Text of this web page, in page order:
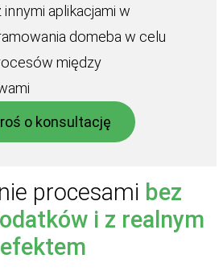
innymi aplikacjami w
domeba w celu
między
o konsultację
procesami bez
i z realnym
efektem